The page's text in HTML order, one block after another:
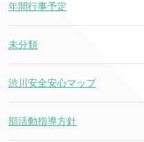
年間行事予定
未分類
渋川安全安心マップ
部活動指導方針